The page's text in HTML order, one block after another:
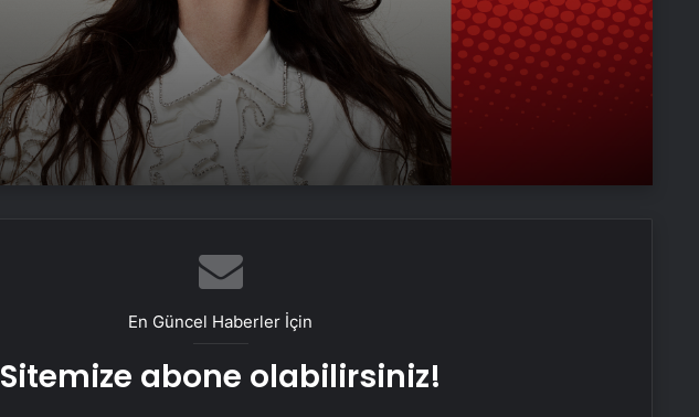
‘Fotoğrafçı’ film serisi Pera
Müzesi’nde
‘Uçan Köfteci’ Altın Lale için yarışıyor
Melikgazi’ye Yeni Bir Soluk: Şairler
Cemil Alevli 53. Yılında Anıldı
En Güncel Haberler İçin
Sitemize abone olabilirsiniz!